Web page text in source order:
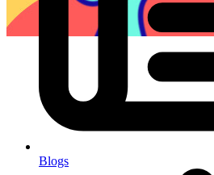
Blogs